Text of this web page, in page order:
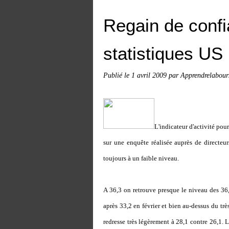
Regain de
statistiques US
Publié le 1 avril 2009 par
L'indicateur d'activité
sur une enquête réalisée auprès de
toujours à un faible niveau.
A 36,3 on retrouve presque le niveau des
après 33,2 en février et bien au-dessus du
redresse très légèrement à 28,1 contre